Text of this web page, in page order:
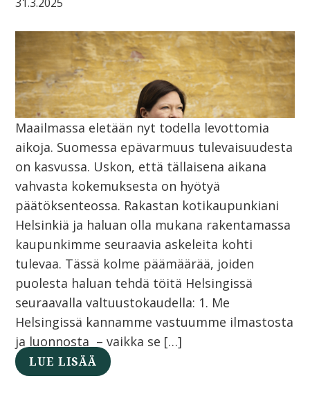
Maailmassa eletään nyt todella levottomia
aikoja. Suomessa epävarmuus tulevaisuudesta
on kasvussa. Uskon, että tällaisena aikana
vahvasta kokemuksesta on hyötyä
päätöksenteossa. Rakastan kotikaupunkiani
Helsinkiä ja haluan olla mukana rakentamassa
kaupunkimme seuraavia askeleita kohti
tulevaa. Tässä kolme päämäärää, joiden
puolesta haluan tehdä töitä Helsingissä
seuraavalla valtuustokaudella: 1. Me
Helsingissä kannamme vastuumme ilmastosta
ja luonnosta – vaikka se […]
LUE LISÄÄ